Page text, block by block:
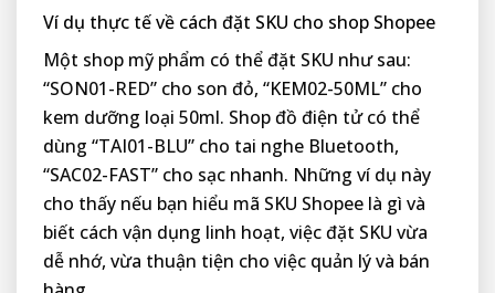
Ví dụ thực tế về cách đặt SKU cho shop Shopee
Một shop mỹ phẩm có thể đặt SKU như sau:
“SON01-RED” cho son đỏ, “KEM02-50ML” cho
kem dưỡng loại 50ml. Shop đồ điện tử có thể
dùng “TAI01-BLU” cho tai nghe Bluetooth,
“SAC02-FAST” cho sạc nhanh. Những ví dụ này
cho thấy nếu bạn hiểu mã SKU Shopee là gì và
biết cách vận dụng linh hoạt, việc đặt SKU vừa
dễ nhớ, vừa thuận tiện cho việc quản lý và bán